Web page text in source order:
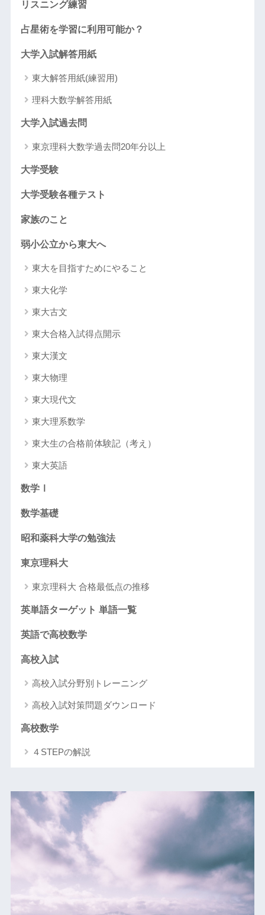
リスニング練習
占星術を学習に利用可能か？
大学入試解答用紙
東大解答用紙(練習用)
理科大数学解答用紙
大学入試過去問
東京理科大数学過去問20年分以上
大学受験
大学受験各種テスト
家族のこと
弱小公立から東大へ
東大を目指すためにやること
東大化学
東大古文
東大合格入試得点開示
東大漢文
東大物理
東大現代文
東大理系数学
東大生の合格前体験記（考え）
東大英語
数学Ⅰ
数学基礎
昭和薬科大学の勉強法
東京理科大
東京理科大 合格最低点の推移
英単語ターゲット 単語一覧
英語で高校数学
高校入試
高校入試分野別トレーニング
高校入試対策問題ダウンロード
高校数学
４STEPの解説